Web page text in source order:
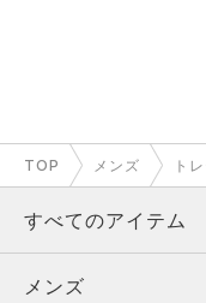
TOP メンズ ト
すべてのアイテム
メンズ
メンズ